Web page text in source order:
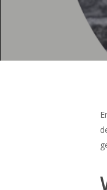
Hit enter to